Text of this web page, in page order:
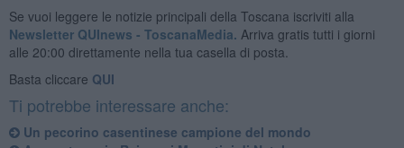
Se vuoi leggere le notizie principali della Toscana iscriviti alla
Newsletter QUInews - ToscanaMedia. Arriva gratis tutti i giorni
alle 20:00 direttamente nella tua casella di posta.
Basta cliccare QUI
Ti potrebbe interessare anche:
Un pecorino casentinese campione del mondo